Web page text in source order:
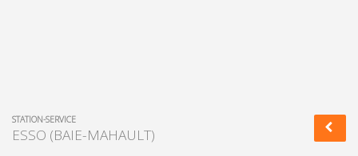
STATION-SERVICE
ESSO (BAIE-MAHAULT)